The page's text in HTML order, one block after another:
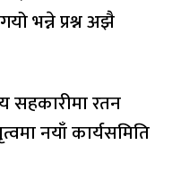
भन्ने प्रश्न अझै
सहकारीमा रतन
नयाँ कार्यसमिति